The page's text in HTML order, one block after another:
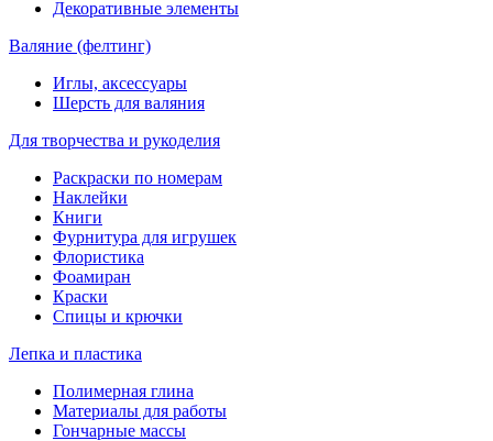
Декоративные элементы
Валяние (фелтинг)
Иглы, аксессуары
Шерсть для валяния
Для творчества и рукоделия
Раскраски по номерам
Наклейки
Книги
Фурнитура для игрушек
Флористика
Фоамиран
Краски
Спицы и крючки
Лепка и пластика
Полимерная глина
Материалы для работы
Гончарные массы